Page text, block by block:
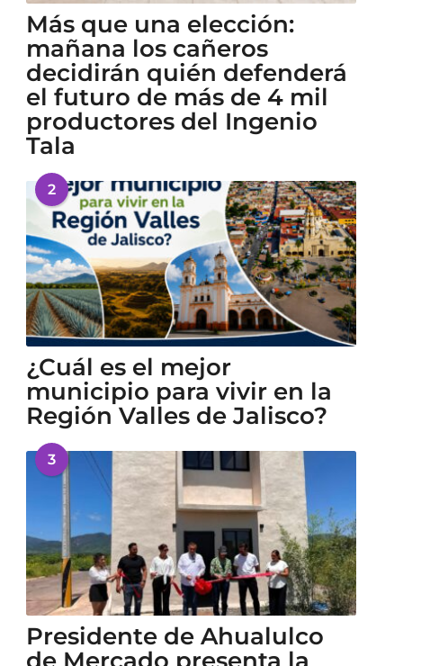
Más que una elección:
mañana los cañeros
decidirán quién defenderá
el futuro de más de 4 mil
productores del Ingenio
Tala
2
¿Cuál es el mejor
municipio para vivir en la
Región Valles de Jalisco?
3
Presidente de Ahualulco